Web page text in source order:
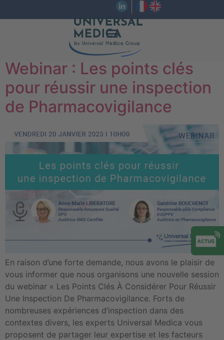
Webinar : Les points clés
pour réussir une inspection
de Pharmacovigilance
En raison d’une forte demande, nous avons le plaisir de
vous informer que nous organisons une nouvelle session
du webinar « Les Points Clés À Considérer Pour Réussir
Une Inspection De Pharmacovigilance. Forts de
nombreuses expériences d’inspection dans des
contextes divers, les experts Universal Medica vous
proposent de partager leur expertise et les facteurs